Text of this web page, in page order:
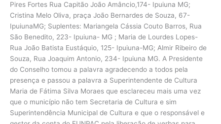
Pires Fortes Rua Capitão João Amâncio,174- Ipuiuna MG;
Cristina Melo Oliva, praça João Bernardes de Souza, 67-
IpuiunaMG; Suplentes: Mariangela Cássia Couto Barros, Rua
São Benedito, 223- Ipuiuna- MG ; Maria de Lourdes Lopes-
Rua João Batista Eustáquio, 125- Ipuiuna-MG; Almir Ribeiro de
Souza, Rua Joaquim Antonio, 234- Ipuiuna MG. A Presidente
do Conselho tomou a palavra agradecendo a todos pela
presença e passou a palavra a Superintendente de Cultura
Maria de Fátima Silva Moraes que esclareceu mais uma vez
que o município não tem Secretaria de Cultura e sim
Superintendência Municipal de Cultura e que o responsável e